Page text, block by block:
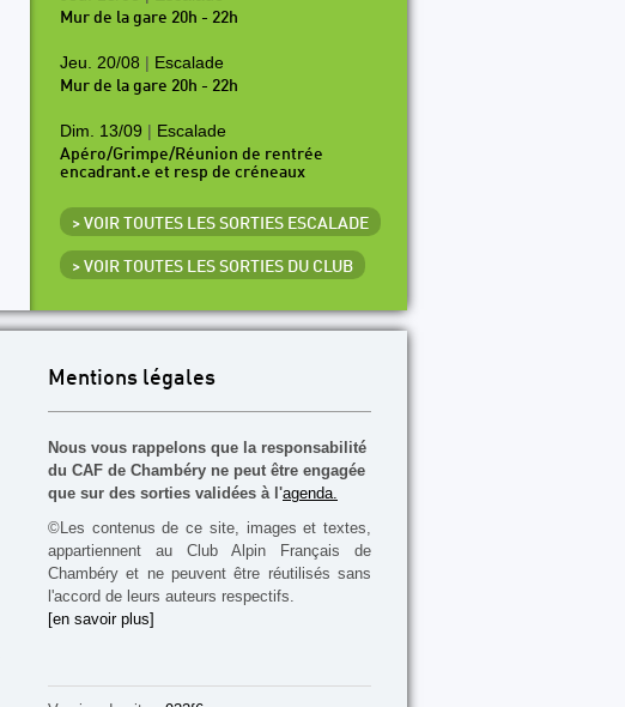
Mur de la gare 20h - 22h
Jeu. 20/08 | Escalade
Mur de la gare 20h - 22h
Dim. 13/09 | Escalade
Apéro/Grimpe/Réunion de rentrée
encadrant.e et resp de créneaux
> VOIR TOUTES LES SORTIES ESCALADE
> VOIR TOUTES LES SORTIES DU CLUB
Mentions légales
Nous vous rappelons que la responsabilité
du CAF de Chambéry ne peut être engagée
que sur des sorties validées à l'agenda.
©Les contenus de ce site, images et textes,
appartiennent au Club Alpin Français de
Chambéry et ne peuvent être réutilisés sans
l'accord de leurs auteurs respectifs.
[en savoir plus]